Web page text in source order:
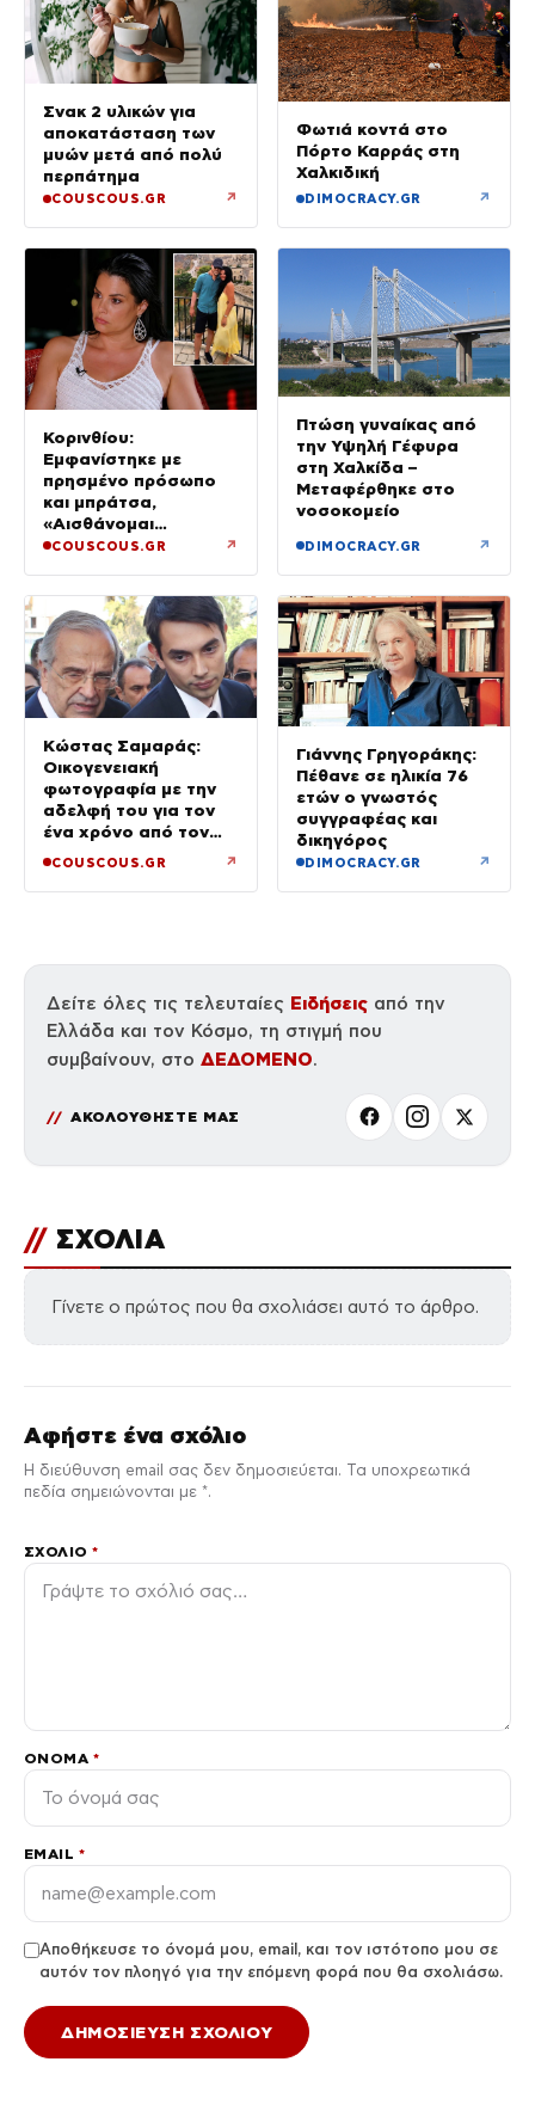
Σνακ 2 υλικών για
αποκατάσταση των
μυών μετά από πολύ
περπάτημα
COUSCOUS.GR ↗
Φωτιά κοντά στο
Πόρτο Καρράς στη
Χαλκιδική
DIMOCRACY.GR ↗
Κορινθίου:
Εμφανίστηκε με
πρησμένο πρόσωπο
και μπράτσα,
«Αισθάνομαι
μπουχτισμένη»
COUSCOUS.GR ↗
Πτώση γυναίκας από
την Υψηλή Γέφυρα
στη Χαλκίδα –
Μεταφέρθηκε στο
νοσοκομείο
DIMOCRACY.GR ↗
Κώστας Σαμαράς:
Οικογενειακή
φωτογραφία με την
αδελφή του για τον
ένα χρόνο από τον
COUSCOUS.GR ↗
Γιάννης Γρηγοράκης:
Πέθανε σε ηλικία 76
ετών ο γνωστός
συγγραφέας και
δικηγόρος
DIMOCRACY.GR ↗
Δείτε όλες τις τελευταίες Ειδήσεις από την
Ελλάδα και τον Κόσμο, τη στιγμή που
συμβαίνουν, στο ΔΕΔΟΜΕΝΟ.
ΑΚΟΛΟΥΘΗΣΤΕ ΜΑΣ
// ΣΧΟΛΙΑ
Γίνετε ο πρώτος που θα σχολιάσει αυτό το άρθρο.
Αφήστε ένα σχόλιο
Η διεύθυνση email σας δεν δημοσιεύεται. Τα υποχρεωτικά
πεδία σημειώνονται με *.
ΣΧΌΛΙΟ*
ΌΝΟΜΑ *
EMAIL *
Αποθήκευσε το όνομά μου, email, και τον ιστότοπο μου σε
αυτόν τον πλοηγό για την επόμενη φορά που θα σχολιάσω.